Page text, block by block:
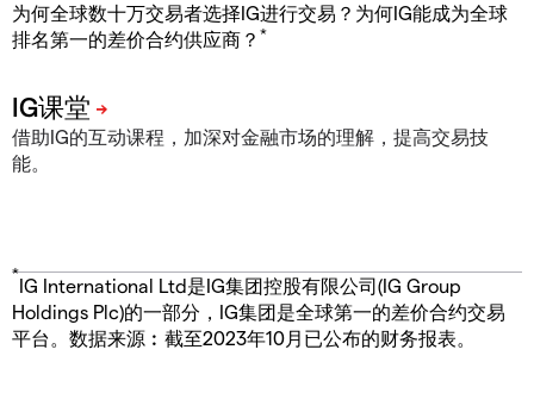
为何全球数十万交易者选择IG进行交易？为何IG能成为全球
排名第一的差价合约供应商？ *
借助IG的互动课程，加深对金融市场的理解，提高交易技
能。
*
IG International Ltd是IG集团控股有限公司(IG Group
Holdings Plc)的一部分，IG集团是全球第一的差价合约交易
平台。数据来源︰截至2023年10月已公布的财务报表。